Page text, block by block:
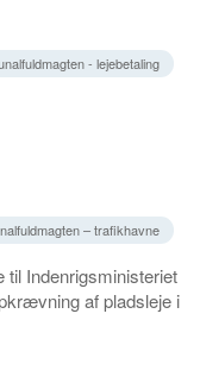
- lejebetaling
– trafikhavne
til Indenrigsministeriet
af pladsleje i